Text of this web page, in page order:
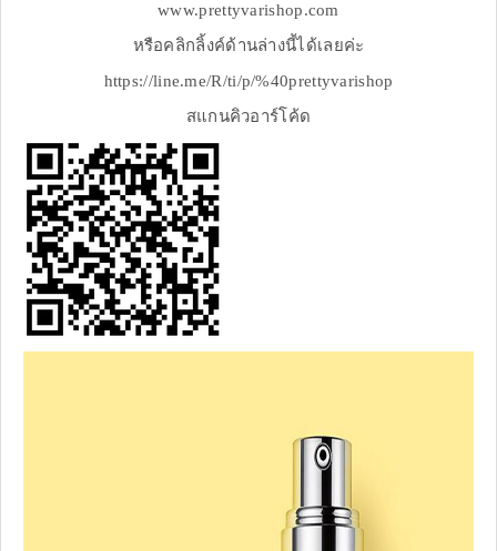
www.prettyvarishop.com
หรือคลิกลิ้งค์ด้านล่างนี้ได้เลยค่ะ
https://line.me/R/ti/p/%40prettyvarishop
สแกนคิวอาร์โค้ด